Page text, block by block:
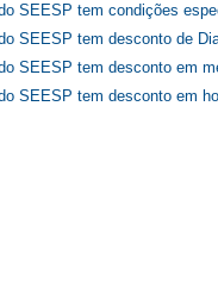
SEESP tem condições
SEESP tem desconto de
SEESP tem desconto em
SEESP tem desconto em